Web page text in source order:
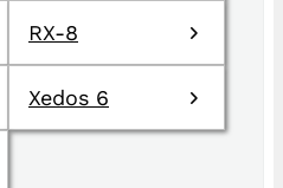
RX-8
Xedos 6